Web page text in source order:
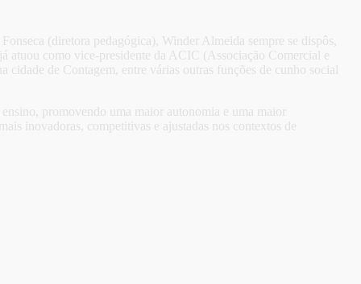
(diretora pedagógica), Winder Almeida sempre se dispôs,
atuou como vice-presidente da ACIC (Associação Comercial e
de Contagem, entre várias outras funções de cunho social
promovendo uma maior autonomia e uma maior
inovadoras, competitivas e ajustadas nos contextos de